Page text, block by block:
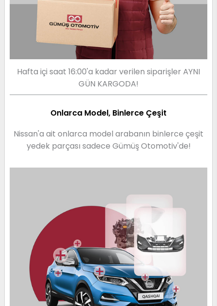
Hafta içi saat 16:00'a kadar verilen siparişler AYNI
GÜN KARGODA!
Onlarca Model, Binlerce Çeşit
Nissan'a ait onlarca model arabanın binlerce çeşit
yedek parçası sadece Gümüş Otomotiv'de!